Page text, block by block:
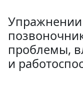
Упражнении
проблемы,
и